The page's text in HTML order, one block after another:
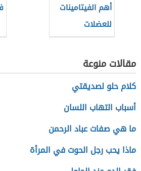
أهم الفيتامينات
للعضلات
مقالات منوعة
كلام حلو لصديقتي
أسباب التهاب اللسان
ما هي صفات عباد الرحمن
ماذا يحب رجل الحوت في المرأة